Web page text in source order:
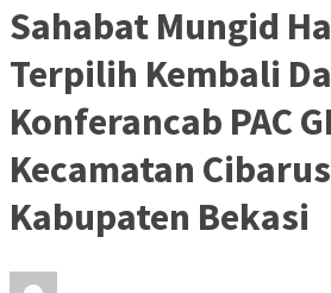
Sahabat Mungid
Terpilih Kembali
Konferancab PAC
Kecamatan
Kabupaten Bekasi